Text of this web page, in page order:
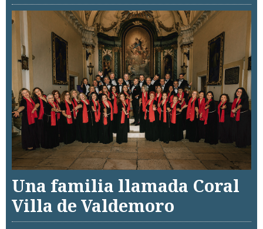
Una familia llamada Coral
Villa de Valdemoro